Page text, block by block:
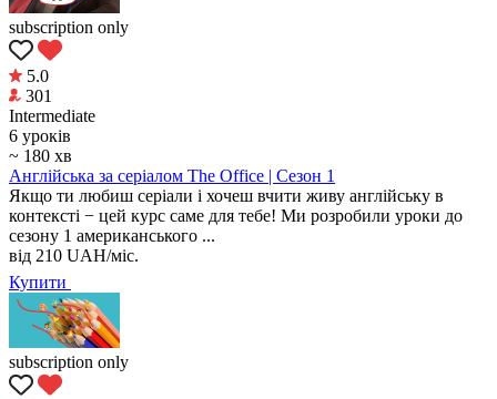
subscription only
5.0
301
Intermediate
6 уроків
~ 180 хв
Англійська за серіалом The Office | Сезон 1
Якщо ти любиш серіали і хочеш вчити живу англійську в
контексті − цей курс саме для тебе! Ми розробили уроки до
сезону 1 американського ...
від 210 UAH/міс.
Купити
subscription only